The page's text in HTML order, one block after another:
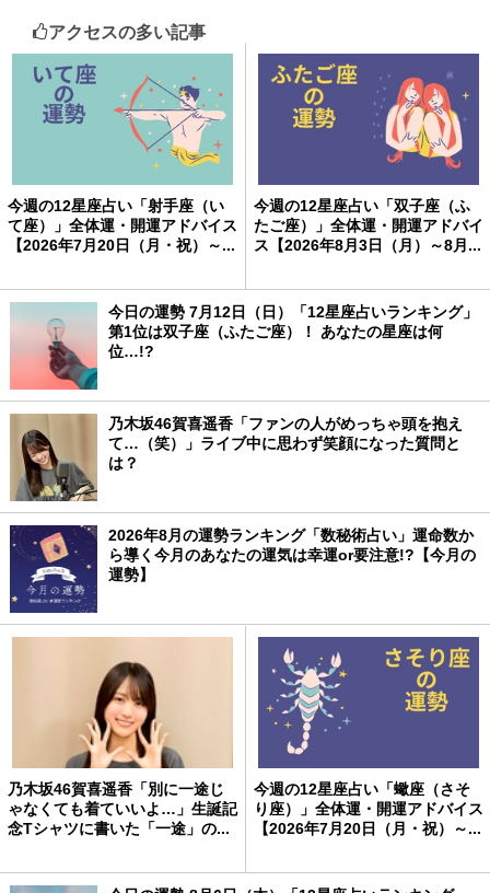
アクセスの多い記事
今週の12星座占い「射手座（い
て座）」全体運・開運アドバイス
【2026年7月20日（月・祝）～...
今週の12星座占い「双子座（ふ
たご座）」全体運・開運アドバイ
ス【2026年8月3日（月）～8月...
今日の運勢 7月12日（日）「12星座占いランキング」
第1位は双子座（ふたご座）！ あなたの星座は何
位…!?
乃木坂46賀喜遥香「ファンの人がめっちゃ頭を抱え
て…（笑）」ライブ中に思わず笑顔になった質問と
は？
2026年8月の運勢ランキング「数秘術占い」運命数か
ら導く今月のあなたの運気は幸運or要注意!?【今月の
運勢】
乃木坂46賀喜遥香「別に一途じ
ゃなくても着ていいよ…」生誕記
念Tシャツに書いた「一途」の...
今週の12星座占い「蠍座（さそ
り座）」全体運・開運アドバイス
【2026年7月20日（月・祝）～...